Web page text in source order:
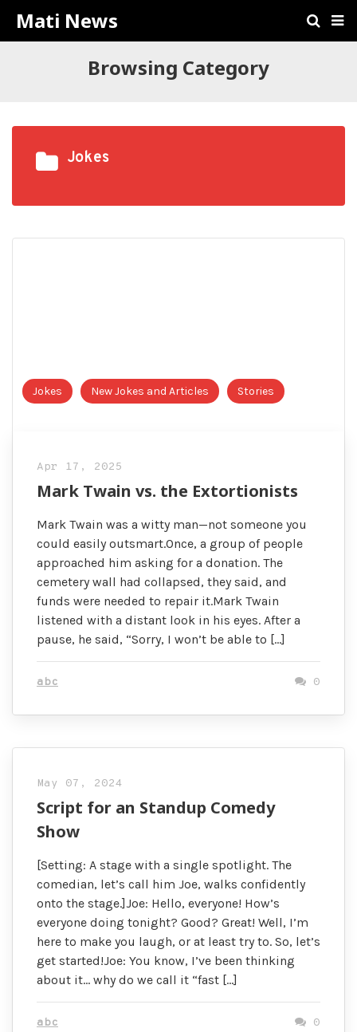
Mati News
Browsing Category
Jokes
Jokes New Jokes and Articles Stories
Apr 17, 2025
Mark Twain vs. the Extortionists
Mark Twain was a witty man—not someone you
could easily outsmart.Once, a group of people
approached him asking for a donation. The
cemetery wall had collapsed, they said, and
funds were needed to repair it.Mark Twain
listened with a distant look in his eyes. After a
pause, he said, “Sorry, I won’t be able to […]
abc 0
May 07, 2024
Script for an Standup Comedy
Show
[Setting: A stage with a single spotlight. The
comedian, let’s call him Joe, walks confidently
onto the stage.]Joe: Hello, everyone! How’s
everyone doing tonight? Good? Great! Well, I’m
here to make you laugh, or at least try to. So, let’s
get started!Joe: You know, I’ve been thinking
about it… why do we call it “fast […]
abc 0